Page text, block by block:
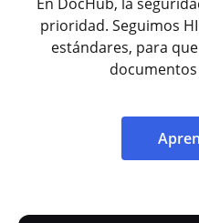
prioridad. Seguimos
estándares, para